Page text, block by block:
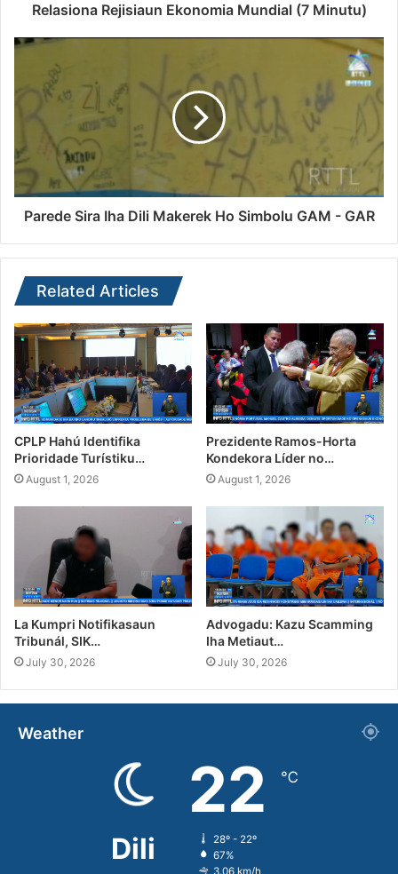
Relasiona Rejisiaun Ekonomia Mundial (7 Minutu)
Parede Sira Iha Dili Makerek Ho Simbolu GAM - GAR
Related Articles
CPLP Hahú Identifika
Prioridade Turístiku…
August 1, 2026
Prezidente Ramos-Horta
Kondekora Líder no…
August 1, 2026
La Kumpri Notifikasaun
Tribunál, SIK…
July 30, 2026
Advogadu: Kazu Scamming
Iha Metiaut…
July 30, 2026
Weather
Dili
22 ℃
28º - 22º
67%
3.06 km/h